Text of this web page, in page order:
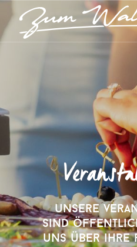
unsere
sind
uns über ihre